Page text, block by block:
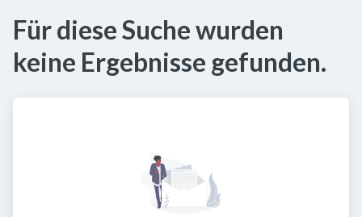
Für diese Suche wurden
keine Ergebnisse gefunden.